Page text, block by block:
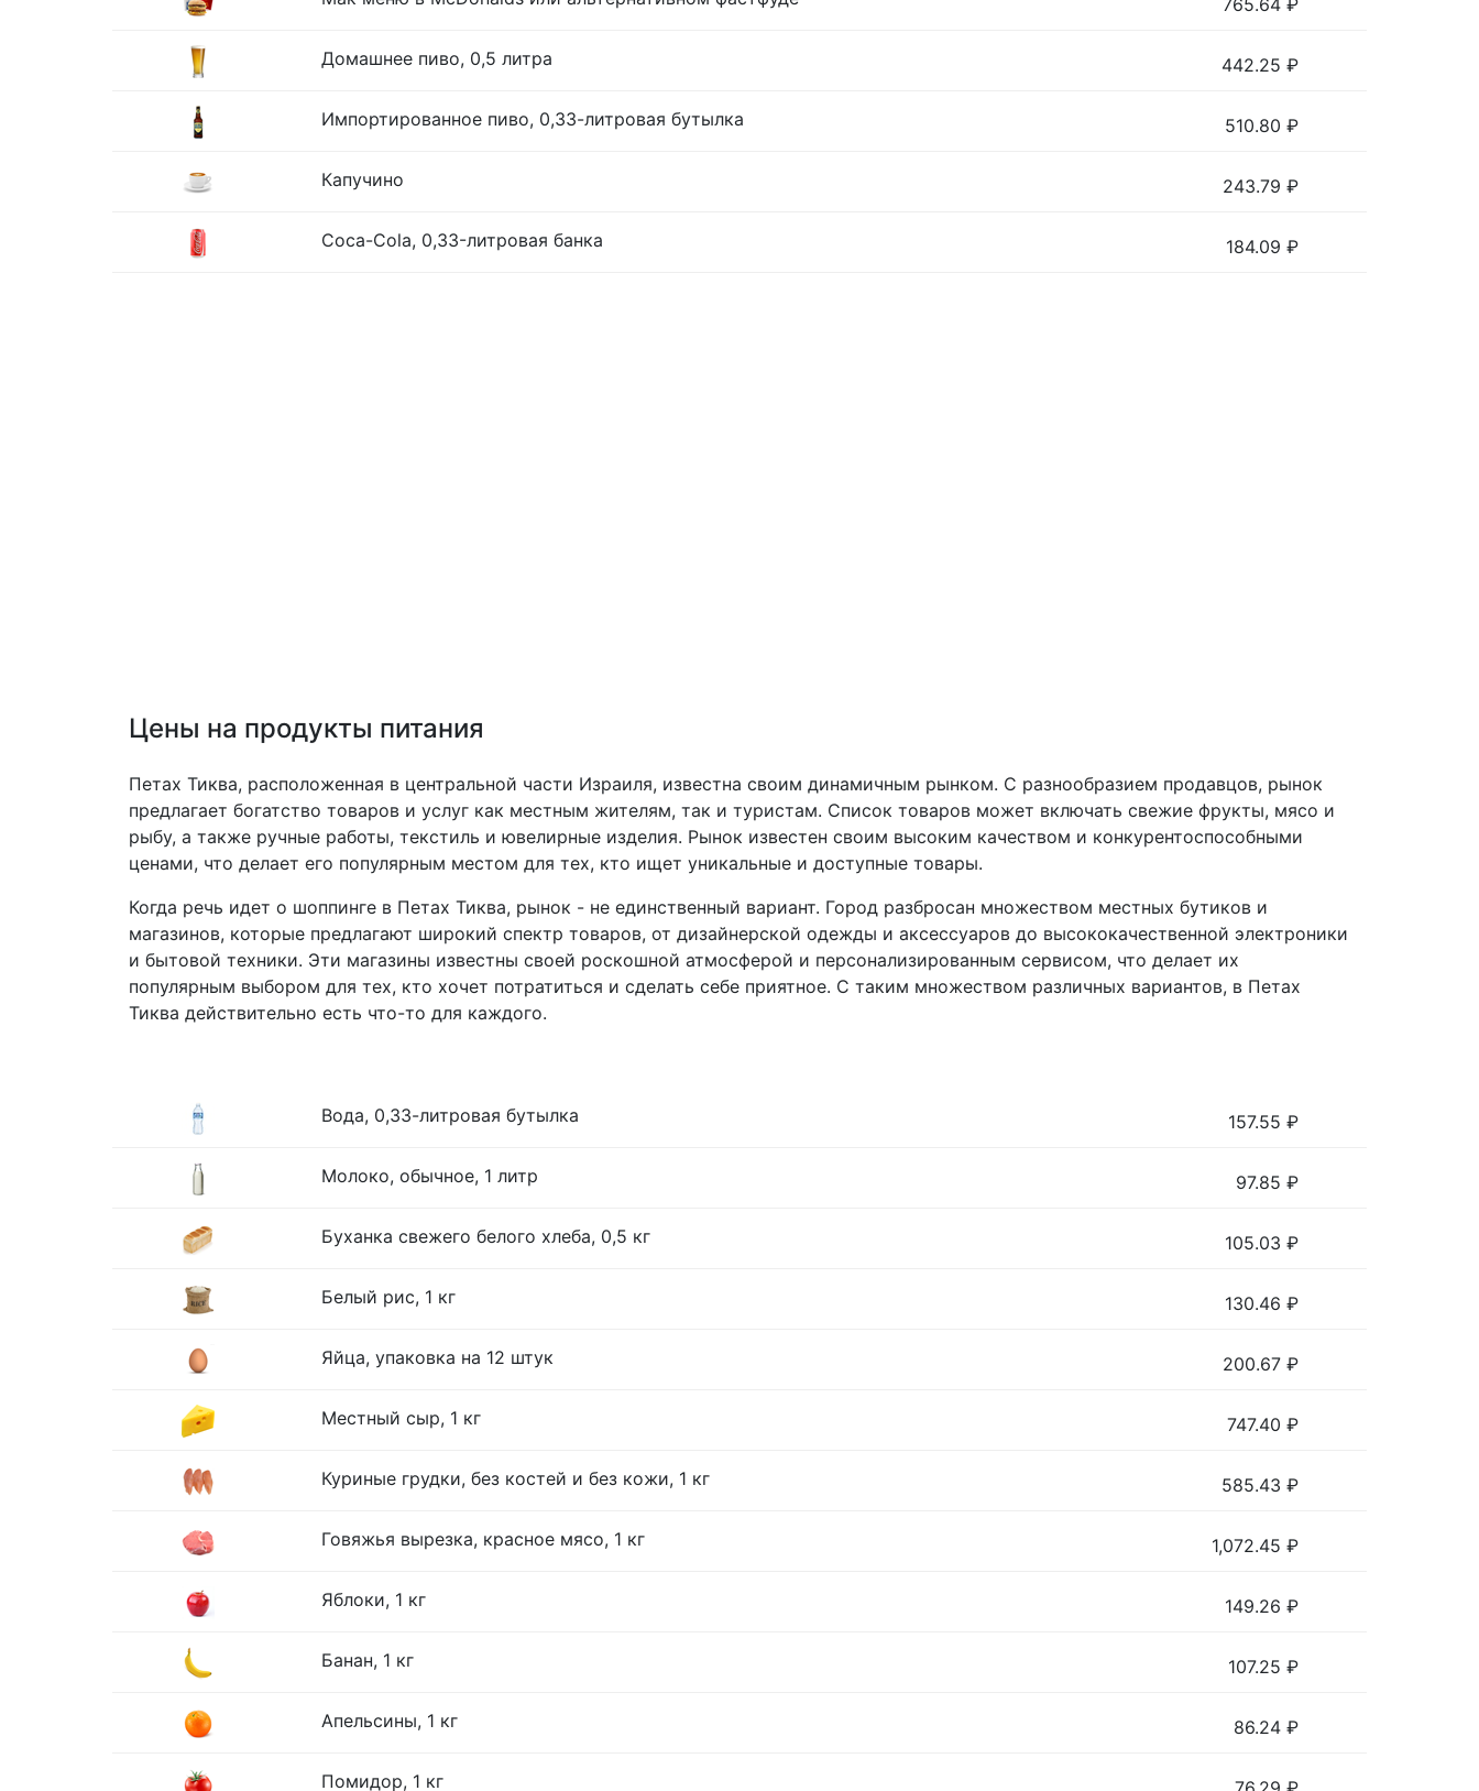
765.64 ₽
Домашнее пиво, 0,5 литра 442.25 ₽
Импортированное пиво, 0,33-литровая бутылка 510.80 ₽
Капучино 243.79 ₽
Coca-Cola, 0,33-литровая банка 184.09 ₽
Цены на продукты питания
Петах Тиква, расположенная в центральной части Израиля, известна своим динамичным рынком. С разнообразием продавцов, рынок
предлагает богатство товаров и услуг как местным жителям, так и туристам. Список товаров может включать свежие фрукты, мясо и
рыбу, а также ручные работы, текстиль и ювелирные изделия. Рынок известен своим высоким качеством и конкурентоспособными
ценами, что делает его популярным местом для тех, кто ищет уникальные и доступные товары.
Когда речь идет о шоппинге в Петах Тиква, рынок - не единственный вариант. Город разбросан множеством местных бутиков и
магазинов, которые предлагают широкий спектр товаров, от дизайнерской одежды и аксессуаров до высококачественной электроники
и бытовой техники. Эти магазины известны своей роскошной атмосферой и персонализированным сервисом, что делает их
популярным выбором для тех, кто хочет потратиться и сделать себе приятное. С таким множеством различных вариантов, в Петах
Тиква действительно есть что-то для каждого.
Вода, 0,33-литровая бутылка 157.55 ₽
Молоко, обычное, 1 литр 97.85 ₽
Буханка свежего белого хлеба, 0,5 кг 105.03 ₽
Белый рис, 1 кг 130.46 ₽
Яйца, упаковка на 12 штук 200.67 ₽
Местный сыр, 1 кг 747.40 ₽
Куриные грудки, без костей и без кожи, 1 кг 585.43 ₽
Говяжья вырезка, красное мясо, 1 кг 1,072.45 ₽
Яблоки, 1 кг 149.26 ₽
Банан, 1 кг 107.25 ₽
Апельсины, 1 кг 86.24 ₽
Помидор, 1 кг